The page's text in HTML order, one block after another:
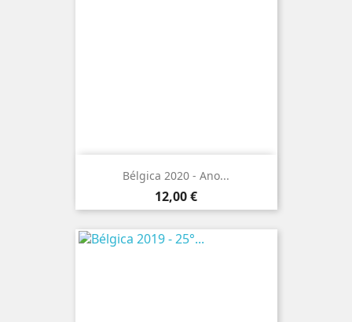
Bélgica 2020 - Ano...
Preço
12,00 €